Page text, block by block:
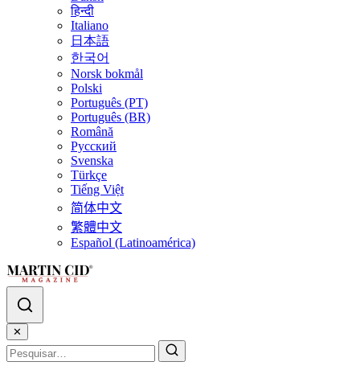
हिन्दी
Italiano
日本語
한국어
Norsk bokmål
Polski
Português (PT)
Português (BR)
Română
Русский
Svenska
Türkçe
Tiếng Việt
简体中文
繁體中文
Español (Latinoamérica)
✕